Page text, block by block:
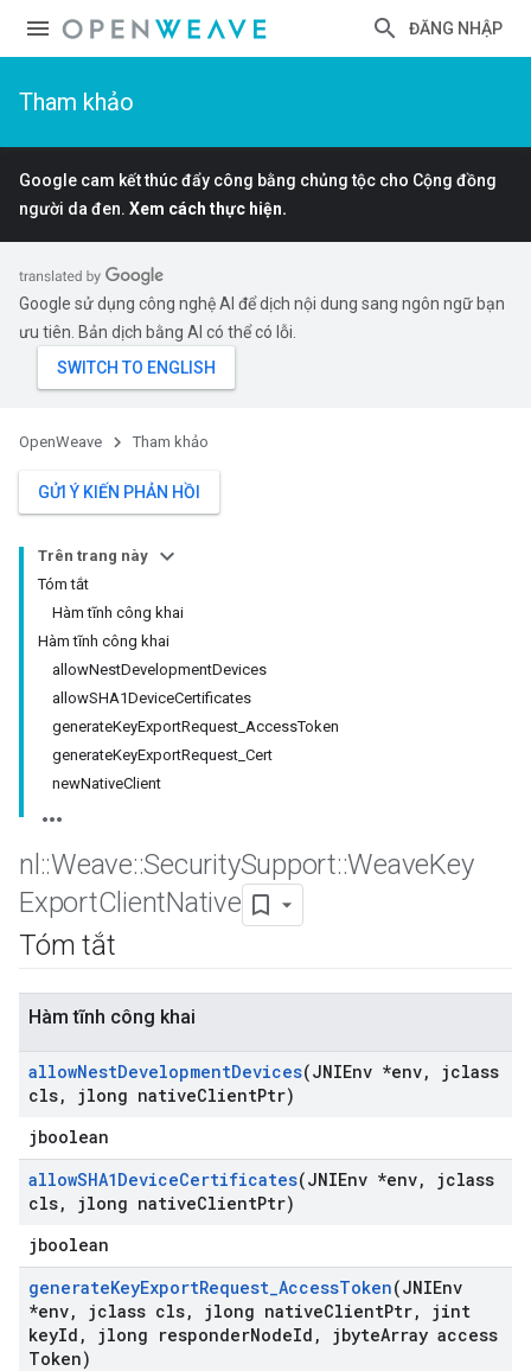
ĐĂNG NHẬP
Tham khảo
Google cam kết thúc đẩy công bằng chủng tộc cho Cộng đồng
người da đen. Xem cách thực hiện.
Google sử dụng công nghệ AI để dịch nội dung sang ngôn ngữ bạn
ưu tiên. Bản dịch bằng AI có thể có lỗi.
OpenWeave Tham khảo
GỬI Ý KIẾN PHẢN HỒI
Trên trang này
Tóm tắt
Hàm tĩnh công khai
Hàm tĩnh công khai
allowNestDevelopmentDevices
allowSHA1DeviceCertificates
generateKeyExportRequest_AccessToken
generateKeyExportRequest_Cert
newNativeClient
nl ::Weave::SecuritySupport::WeaveKey
ExportClientNative
Tóm tắt
Hàm tĩnh công khai
allowNestDevelopmentDevices(JNIEnv *env,
jclass
cls, jlong nativeClientPtr)
jboolean
allowSHA1DeviceCertificates(JNIEnv *env,
jclass
cls, jlong nativeClientPtr)
jboolean
generateKeyExportRequest_AccessToken(JNIEnv
*env, jclass cls, jlong nativeClientPtr,
jint
keyId , jlong responderNodeId , jbyteArray access
Token)